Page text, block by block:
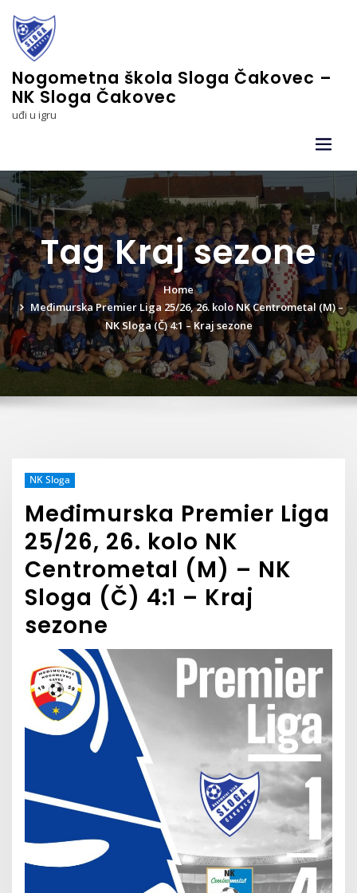
content
Nogometna škola Sloga Čakovec –
NK Sloga Čakovec
uđi u igru
Tag Kraj sezone
Home
Međimurska Premier Liga 25/26, 26. kolo NK Centrometal (M) –
NK Sloga (Č) 4:1 – Kraj sezone
NK Sloga
Međimurska Premier Liga
25/26, 26. kolo NK
Centrometal (M) – NK
Sloga (Č) 4:1 – Kraj
sezone